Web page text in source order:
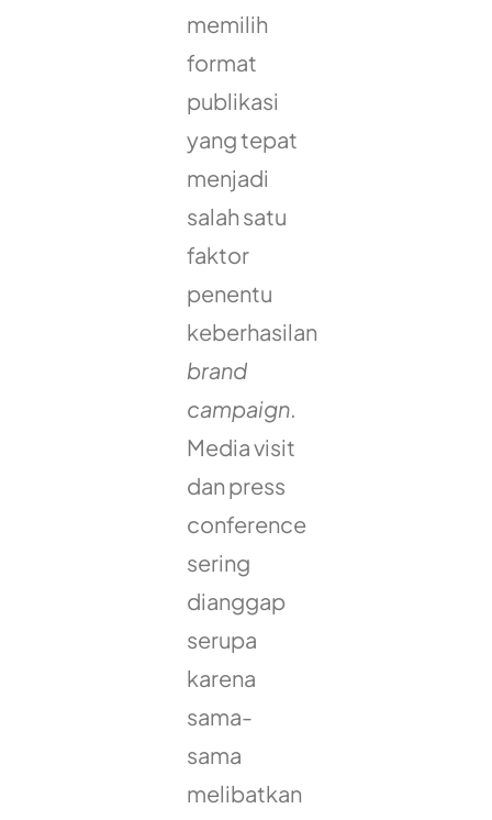
memilih
format
publikasi
yang tepat
menjadi
salah satu
faktor
penentu
keberhasilan
brand
campaign.
Media visit
dan press
conference
sering
dianggap
serupa
karena
sama-
sama
melibatkan